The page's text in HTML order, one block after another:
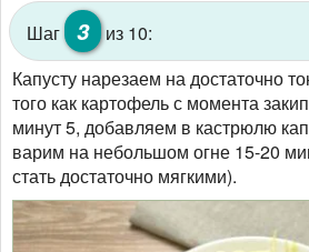
Шаг 3
из 10:
Капусту нарезаем на достаточно
того как картофель с момента
минут 5, добавляем в кастрюлю
варим на небольшом огне 15-20
стать достаточно мягкими).